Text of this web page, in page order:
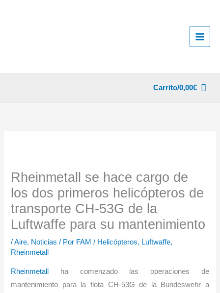
Carrito/0,00€
Rheinmetall se hace cargo de
los dos primeros helicópteros de
transporte CH-53G de la
Luftwaffe para su mantenimiento
/Aire, Noticias / Por FAM/ Helicópteros, Luftwaffe,
Rheinmetall
Rheinmetall
ha comenzado las operaciones de
mantenimiento para la flota CH-53G de la Bundeswehr a